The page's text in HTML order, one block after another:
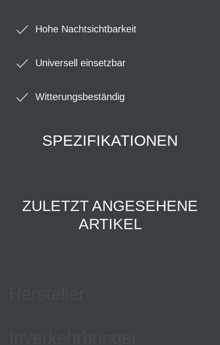
Hohe Nachtsichtbarkeit
Universell einsetzbar
Witterungsbeständig
SPEZIFIKATIONEN
ZULETZT ANGESEHENE
ARTIKEL